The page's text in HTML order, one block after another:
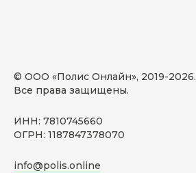
© ООО «Полис Онлайн», 2019-2026.
Все права защищены.
ИНН: 7810745660
ОГРН: 1187847378070
info@polis.online